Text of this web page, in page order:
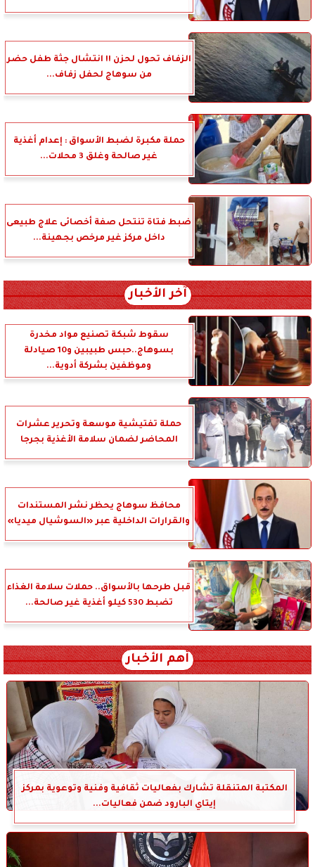
الزفاف تحول لحزن !! انتشال جثة طفل حضر
من سوهاج لحفل زفاف...
حملة مكبرة لضبط الأسواق : إعدام أغذية
غير صالحة وغلق 3 محلات...
ضبط فتاة تنتحل صفة أخصائى علاج طبيعى
داخل مركز غير مرخص بجهينة...
آخر الأخبار
سقوط شبكة تصنيع مواد مخدرة
بسوهاج..حبس طبيبين و10 صيادلة
وموظفين بشركة أدوية...
حملة تفتيشية موسعة وتحرير عشرات
المحاضر لضمان سلامة الأغذية بجرجا
محافظ سوهاج يحظر نشر المستندات
والقرارات الداخلية عبر «السوشيال ميديا»
قبل طرحها بالأسواق.. حملات سلامة الغذاء
تضبط 530 كيلو أغذية غير صالحة...
أهم الأخبار
المكتبة المتنقلة تشارك بفعاليات ثقافية وفنية وتوعوية بمركز
إيتاي البارود ضمن فعاليات...